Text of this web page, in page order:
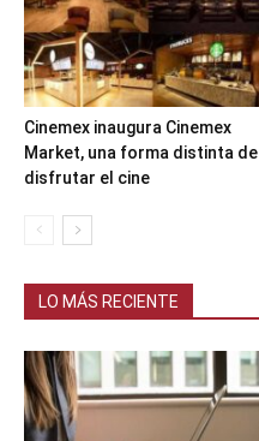
Cinemex inaugura Cinemex
Market, una forma distinta de
disfrutar el cine
LO MÁS RECIENTE